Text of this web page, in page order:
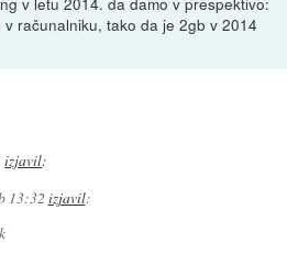
računalniku, tako da je 2gb v 2014
izjavil:
13:32 izjavil: